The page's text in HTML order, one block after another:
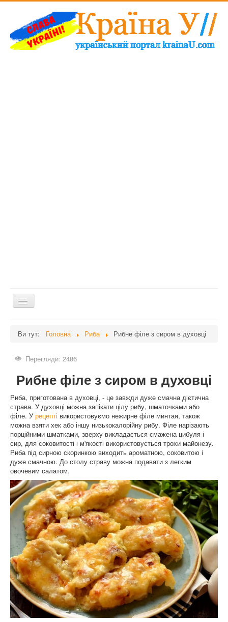
Перемикач
навігації
Здоров'я
Краса
Мати та дитина
Незвідане
Рецепти
Війна
Ви тут: Головна Риба Рибне філе з сиром в духовці
Перегляди: 2486
Рибне філе з сиром в духовці
Риба, приготована в духовці, - це завжди дуже смачна дієтична
страва. У духовці можна запікати цілу рибу, шматочками або
філе. У рецепті використовуємо нежирне філе минтая, також
можна взяти хек або іншу низькокалорійну рибу. Філе нарізають
порційними шматками, зверху викладається смажена цибуля і
сир, для соковитості і м'якості використовується трохи майонезу.
Риба під сирною скоринкою виходить ароматною, соковитою і
дуже смачною. До столу страву можна подавати з легким
овочевим салатом.